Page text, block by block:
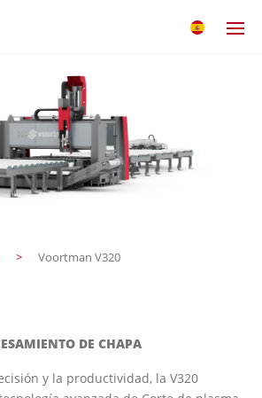
Voortman V320
DE CHAPA
y la productividad, la V320